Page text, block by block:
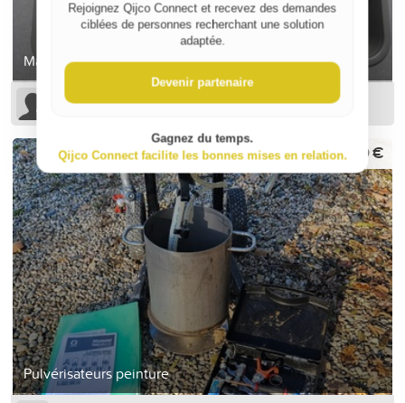
Mallette avec 7 compartiments
Sophie B
Pulvérisateurs peinture
600 €
Rejoignez Qijco Connect et recevez des demandes
ciblées de personnes recherchant une solution
adaptée.
Devenir partenaire
Gagnez du temps.
Qijco Connect facilite les bonnes mises en relation.